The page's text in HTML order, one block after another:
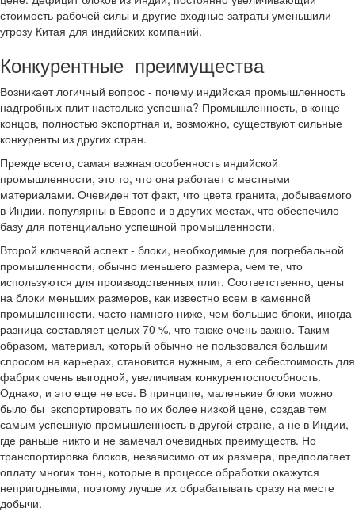
стоимость рабочей силы и другие входные затраты уменьшили
угрозу Китая для индийских компаний.
Конкурентные преимущества
Возникает логичный вопрос - почему индийская промышленность
надгробных плит настолько успешна? Промышленность, в конце
концов, полностью экспортная и, возможно, существуют сильные
конкуренты из других стран.
Прежде всего, самая важная особенность индийской
промышленности, это то, что она работает с местными
материалами. Очевиден тот факт, что цвета гранита, добываемого
в Индии, популярны в Европе и в других местах, что обеспечило
базу для потенциально успешной промышленности.
Второй ключевой аспект - блоки, необходимые для погребальной
промышленности, обычно меньшего размера, чем те, что
используются для производственных плит. Соответственно, цены
на блоки меньших размеров, как известно всем в каменной
промышленности, часто намного ниже, чем большие блоки, иногда
разница составляет целых 70 %, что также очень важно. Таким
образом, материал, который обычно не пользовался большим
спросом на карьерах, становится нужным, а его себестоимость для
фабрик очень выгодной, увеличивая конкурентоспособность.
Однако, и это еще не все. В принципе, маленькие блоки можно
было бы экспортировать по их более низкой цене, создав тем
самым успешную промышленность в другой стране, а не в Индии,
где раньше никто и не замечал очевидных преимуществ. Но
транспортировка блоков, независимо от их размера, предполагает
оплату многих тонн, которые в процессе обработки окажутся
непригодными, поэтому лучше их обрабатывать сразу на месте
добычи.